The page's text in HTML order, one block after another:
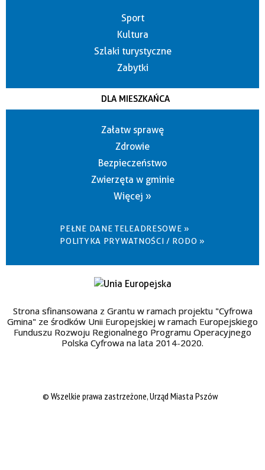
Sport
Kultura
Szlaki turystyczne
Zabytki
DLA MIESZKAŃCA
Załatw sprawę
Zdrowie
Bezpieczeństwo
Zwierzęta w gminie
Więcej »
PEŁNE DANE TELEADRESOWE »
POLITYKA PRYWATNOŚCI / RODO »
Strona sfinansowana z Grantu w ramach projektu "Cyfrowa
Gmina" ze środków Unii Europejskiej w ramach Europejskiego
Funduszu Rozwoju Regionalnego Programu Operacyjnego
Polska Cyfrowa na lata 2014-2020.
© Wszelkie prawa zastrzeżone, Urząd Miasta Pszów